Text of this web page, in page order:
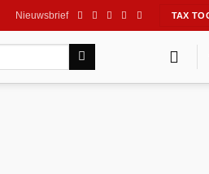
Nieuwsbrief